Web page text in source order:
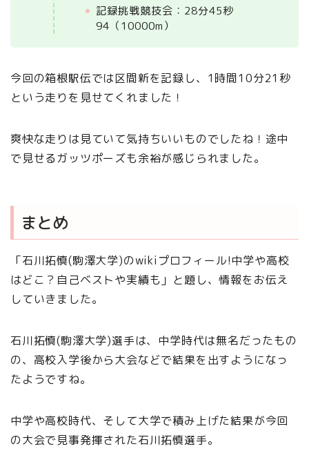
記録挑戦競技会：28分45秒
94（10000m）
今回の箱根駅伝では区間新を記録し、1時間10分21秒
という走りを見せてくれました！
爽快な走りは見ていて気持ちいいものでしたね！途中
で見せるガッツポーズも余裕が感じられました。
まとめ
「石川拓慎(駒澤大学)のwikiプロフィール!中学や高校
はどこ？自己ベストや実績も」と題し、情報をお伝え
していきました。
石川拓慎(駒澤大学)選手は、中学時代は無名だったもの
の、高校入学後から大会などで結果を出すようになっ
たようですね。
中学や高校時代、そして大学で積み上げた結果が今回
の大会で見事発揮された石川拓慎選手。